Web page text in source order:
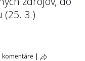
(25. 3.)
komentáre |